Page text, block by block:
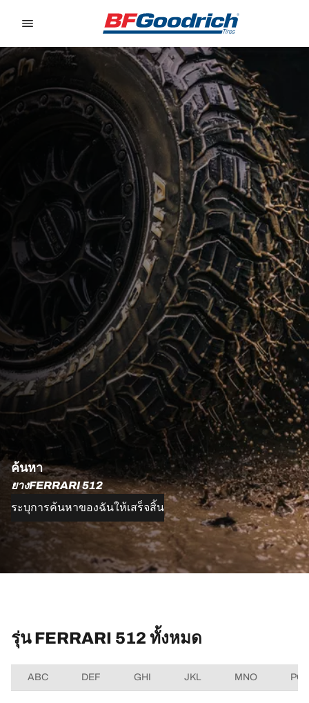
ค้นหา
ยางFERRARI 512
ระบุการค้นหาของฉันให้เสร็จสิ้น
รุ่น FERRARI 512 ทั้งหมด
ABC DEF GHI JKL MNO